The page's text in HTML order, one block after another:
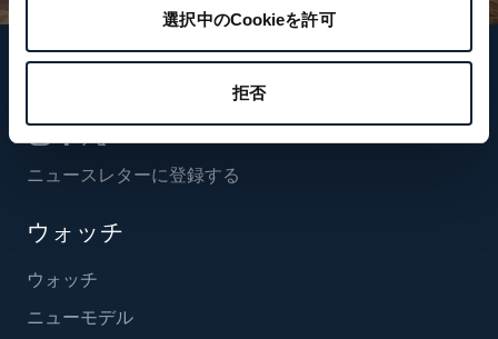
選択中のCookieを許可
拒否
ニュースレターに登録する
ウォッチ
ウォッチ
ニューモデル